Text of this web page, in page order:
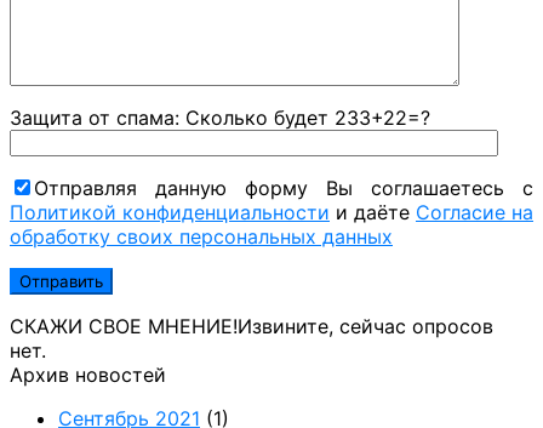
Защита от спама: Сколько будет 233+22=?
Отправляя данную форму Вы соглашаетесь с
Политикой конфиденциальности и даёте Согласие на
обработку своих персональных данных
СКАЖИ СВОЕ МНЕНИЕ!Извините, сейчас опросов
нет.
Архив новостей
Сентябрь 2021 (1)